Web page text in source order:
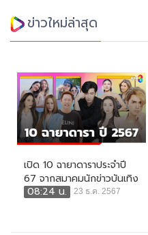
ข่าวใหม่ล่าสุด
เปิด 10 ฉายาดาราประจำปี
67 จากสมาคมนักข่าวบันเทิง
08:24 น.
23 ธ.ค. 2567